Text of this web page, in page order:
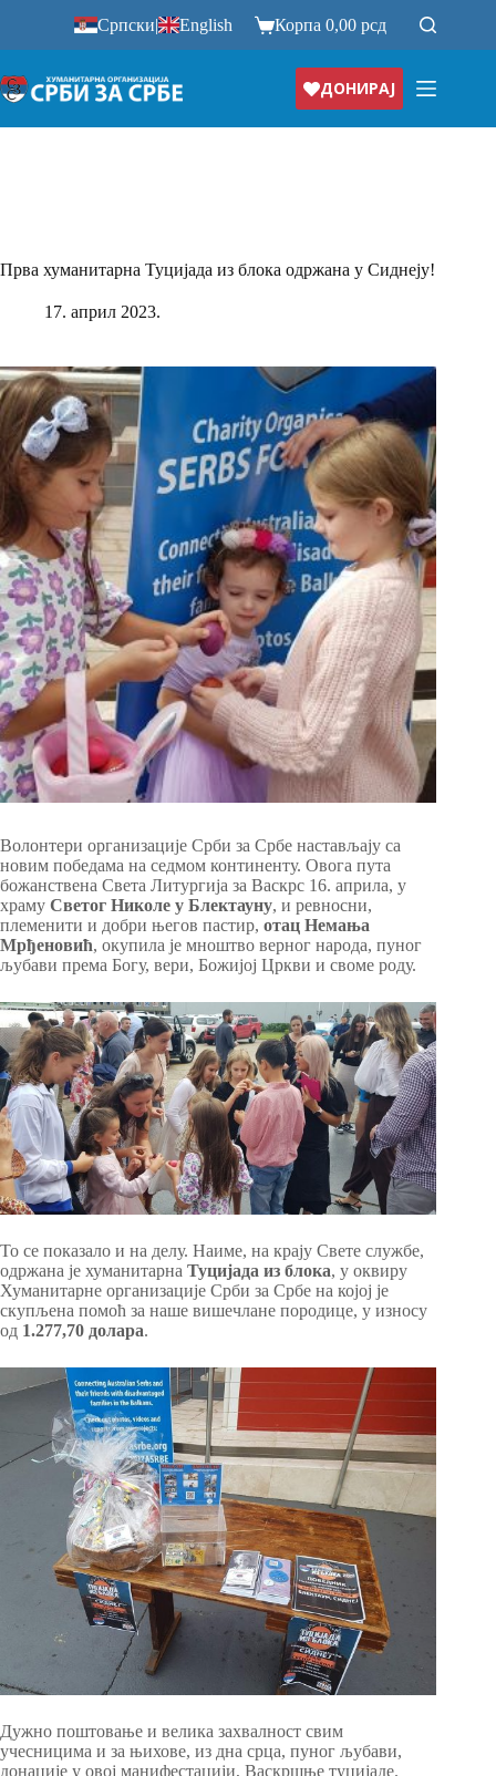
Српски| English Корпа0,00рсд
ДОНИРАЈ
Прва хуманитарна Туцијада из блока одржана у Сиднеју!
17. април 2023.
Волонтери организације Срби за Србе настављају са
новим победама на седмом континенту. Овога пута
божанствена Света Литургија за Васкрс 16. априла, у
храму Светог Николе у Блектауну, и ревносни,
племенити и добри његов пастир, отац Немања
Мрђеновић, окупила је мноштво верног народа, пуног
љубави према Богу, вери, Божијој Цркви и своме роду.
То се показало и на делу. Наиме, на крају Свете службе,
одржана је хуманитарна Туцијада из блока, у оквиру
Хуманитарне организације Срби за Србе на којој је
скупљена помоћ за наше вишечлане породице, у износу
од 1.277,70 долара.
Дужно поштовање и велика захвалност свим
учесницима и за њихове, из дна срца, пуног љубави,
донације у овој манифестацији, Васкршње туцијаде.